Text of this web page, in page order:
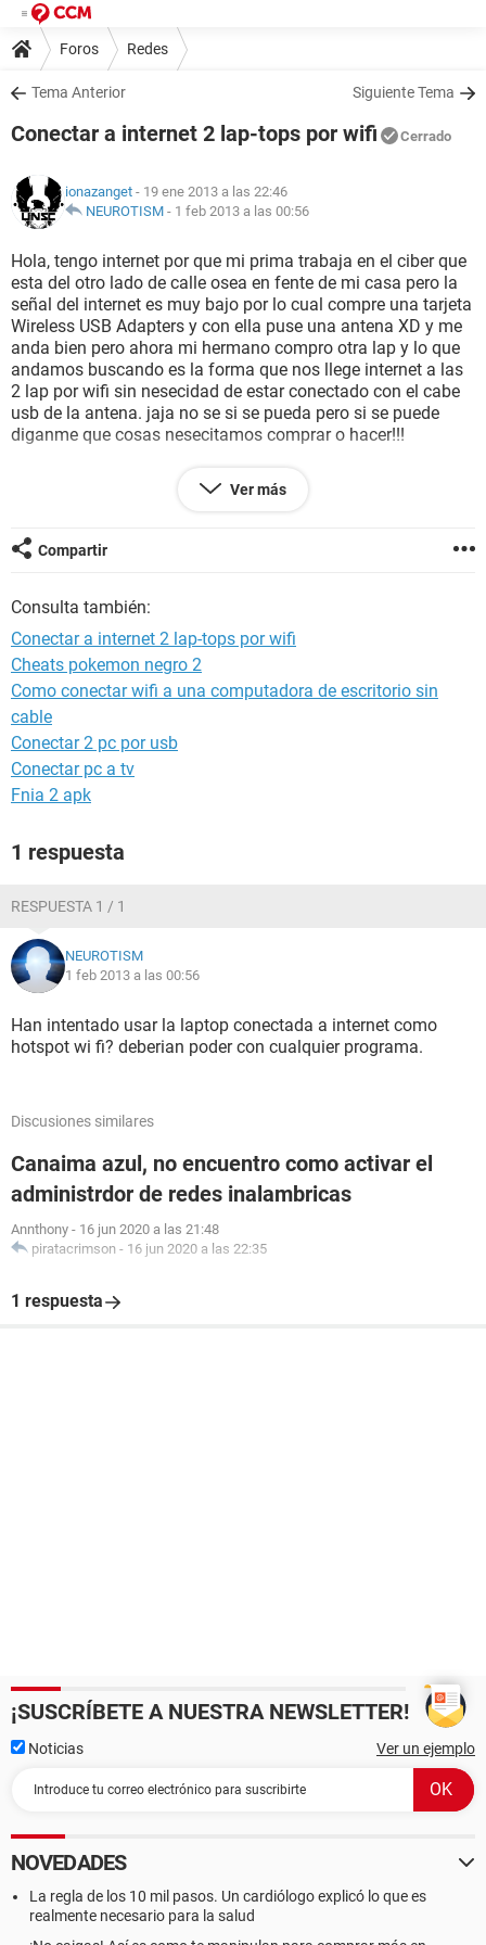
Foros Redes
Tema Anterior Siguiente Tema
Conectar a internet 2 lap-tops por wifi Cerrado
ionazanget - 19 ene 2013 a las 22:46
NEUROTISM - 1 feb 2013 a las 00:56
Hola, tengo internet por que mi prima trabaja en el ciber que
esta del otro lado de calle osea en fente de mi casa pero la
señal del internet es muy bajo por lo cual compre una tarjeta
Wireless USB Adapters y con ella puse una antena XD y me
anda bien pero ahora mi hermano compro otra lap y lo que
andamos buscando es la forma que nos llege internet a las
2 lap por wifi sin nesecidad de estar conectado con el cabe
usb de la antena. jaja no se si se pueda pero si se puede
diganme que cosas nesecitamos comprar o hacer!!!
Espero que si se entienda no soy muy bueno con estas
De antemano muchas gracias.
Ver más
Compartir
Consulta también:
Conectar a internet 2 lap-tops por wifi
Cheats pokemon negro 2
Como conectar wifi a una computadora de escritorio sin
cable
Conectar 2 pc por usb
Conectar pc a tv
Fnia 2 apk
1 respuesta
RESPUESTA 1 / 1
NEUROTISM
1 feb 2013 a las 00:56
Han intentado usar la laptop conectada a internet como
hotspot wi fi? deberian poder con cualquier programa.
Discusiones similares
Canaima azul, no encuentro como activar el
administrdor de redes inalambricas
Annthony - 16 jun 2020 a las 21:48
piratacrimson - 16 jun 2020 a las 22:35
1 respuesta
¡SUSCRÍBETE A NUESTRA NEWSLETTER!
Noticias Ver un ejemplo
NOVEDADES
La regla de los 10 mil pasos. Un cardiólogo explicó lo que es
realmente necesario para la salud